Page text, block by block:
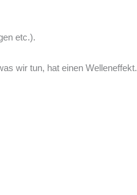
etc.).
wir tun, hat einen Welleneffekt.